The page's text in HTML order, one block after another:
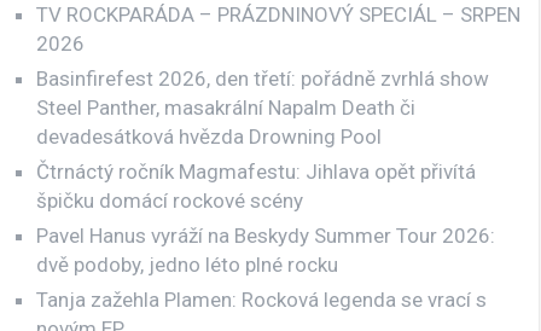
TV ROCKPARÁDA – PRÁZDNINOVÝ SPECIÁL – SRPEN
2026
Basinfirefest 2026, den třetí: pořádně zvrhlá show
Steel Panther, masakrální Napalm Death či
devadesátková hvězda Drowning Pool
Čtrnáctý ročník Magmafestu: Jihlava opět přivítá
špičku domácí rockové scény
Pavel Hanus vyráží na Beskydy Summer Tour 2026:
dvě podoby, jedno léto plné rocku
Tanja zažehla Plamen: Rocková legenda se vrací s